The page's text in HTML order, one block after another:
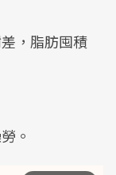
，脂肪囤積
。